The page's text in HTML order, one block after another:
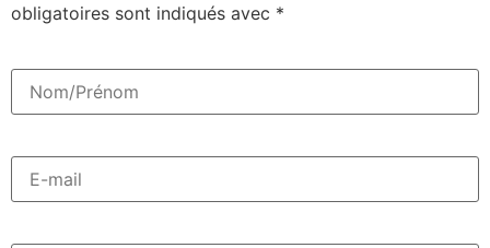
obligatoires sont indiqués avec *